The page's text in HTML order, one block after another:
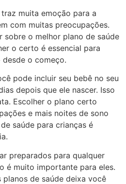
muita emoção para a
com muitas preocupações.
sobre o melhor plano de saúde
o certo é essencial para
o começo.
pode incluir seu bebê no seu
depois que ele nascer. Isso
Escolher o plano certo
e mais noites de sono
saúde para crianças é
preparados para qualquer
é muito importante para eles.
planos de saúde deixa você